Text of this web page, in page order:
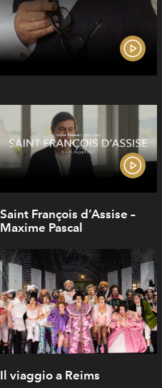
Saint François d’Assise –
Maxime Pascal
Il viaggio a Reims